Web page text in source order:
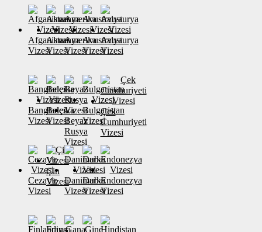
Afganistan
Vizesi
Almanya
Vizesi
Amerika
Vizesi
Avustralya
Vizesi
Avusturya
Vizesi
Banglades
Vizesi
Belçika
VizesiBeyaz
Rusya
Vizesi
Bulgaristan
Vizesi
Çek
Cumhuriyeti
Vizesi
Cezayir
Vizesi
Çin
VizesiDanimarka
Vizesi
Dubai
Vizesi
Endonezya
Vizesi